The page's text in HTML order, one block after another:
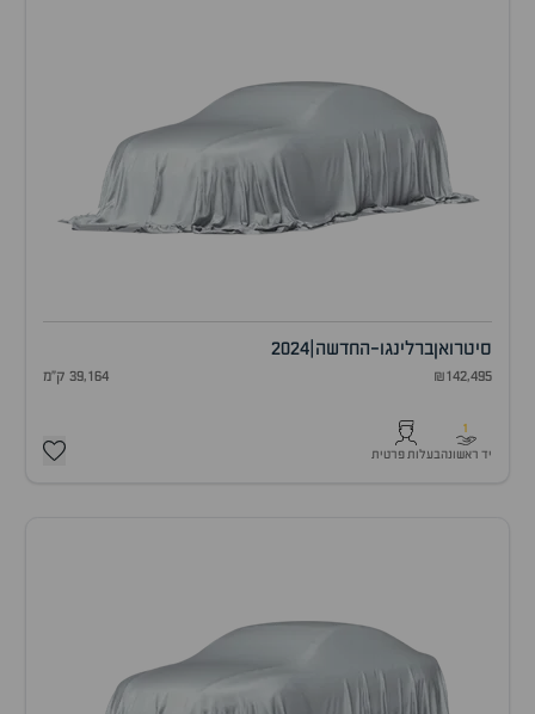
סיטרואןברלינגו-החדשה 2024
₪142,495 39,164 ק"מ
1
יד ראשונהבעלות פרטית